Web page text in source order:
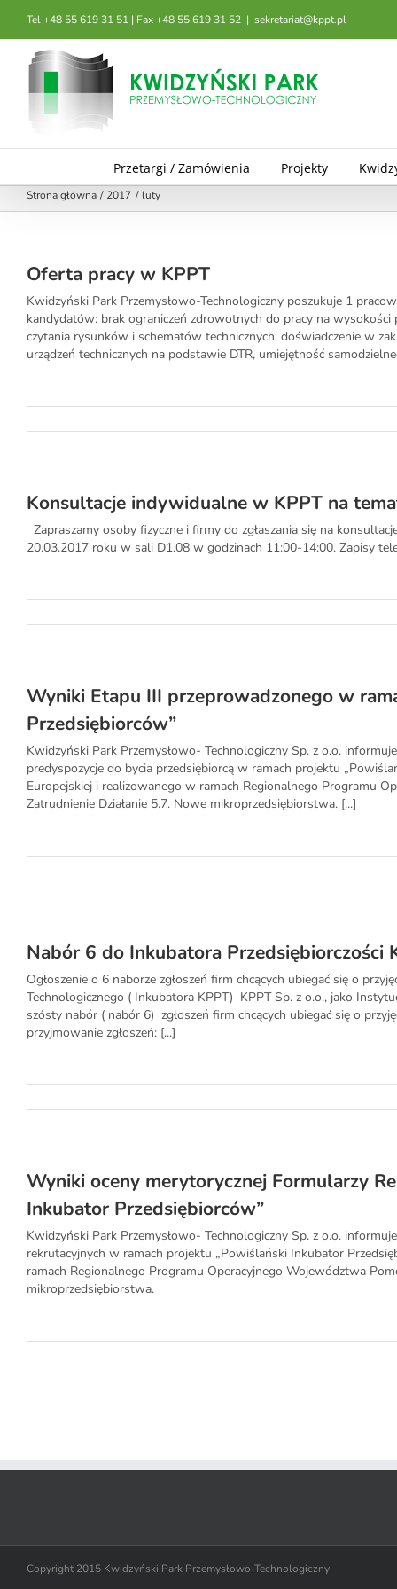
zawartości
Tel +48 55 619 31 51 | Fax +48 55 619 31 52 | sekretariat@kppt.pl
Przetargi / Zamówienia Projekty
Strona główna 2017 luty
Oferta pracy w KPPT
Kwidzyński Park Przemysłowo-Technologiczny poszukuje 1
kandydatów: brak ograniczeń zdrowotnych do pracy na
czytania rysunków i schematów technicznych, doświadczenie w
urządzeń technicznych na podstawie DTR, umiejętność
Konsultacje indywidualne w KPPT na
Zapraszamy osoby fizyczne i firmy do zgłaszania się na
20.03.2017 roku w sali D1.08 w godzinach 11:00-14:00. Zapisy
Wyniki Etapu III przeprowadzonego w
Przedsiębiorców”
Kwidzyński Park Przemysłowo- Technologiczny Sp. z o.o.
predyspozycje do bycia przedsiębiorcą w ramach projektu
Europejskiej i realizowanego w ramach Regionalnego Programu
Zatrudnienie Działanie 5.7. Nowe mikroprzedsiębiorstwa. [...]
Nabór 6 do Inkubatora Przedsiębiorczości
Ogłoszenie o 6 naborze zgłoszeń firm chcących ubiegać się o
Technologicznego ( Inkubatora KPPT) KPPT Sp. z o.o., jako
szósty nabór ( nabór 6) zgłoszeń firm chcących ubiegać się o
przyjmowanie zgłoszeń: [...]
Wyniki oceny merytorycznej Formularzy
Inkubator Przedsiębiorców”
Kwidzyński Park Przemysłowo- Technologiczny Sp. z o.o.
rekrutacyjnych w ramach projektu „Powiślański Inkubator
ramach Regionalnego Programu Operacyjnego Województwa
mikroprzedsiębiorstwa.
Copyright 2015 Kwidzyński Park Przemysłowo-Technologiczny